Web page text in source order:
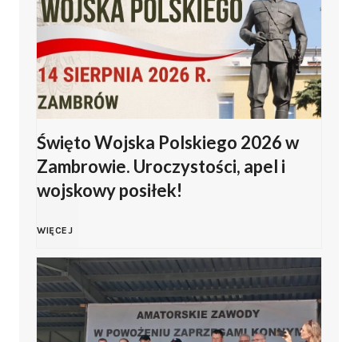
Święto Wojska Polskiego 2026 w
Zambrowie. Uroczystości, apel i
wojskowy posiłek!
WIĘCEJŚ
w
i